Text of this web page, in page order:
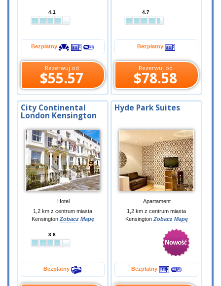
4.1
Bezpłatny
Rezerwuj od
$55.57
4.7
Bezpłatny
Rezerwuj od
$78.58
City Continental
London Kensington
Hotel
1,2 km z centrum miasta
Kensington Zobacz Mapę
3.8
Bezpłatny
Hyde Park Suites
Apartament
1,2 km z centrum miasta
Kensington Zobacz Mapę
Bezpłatny